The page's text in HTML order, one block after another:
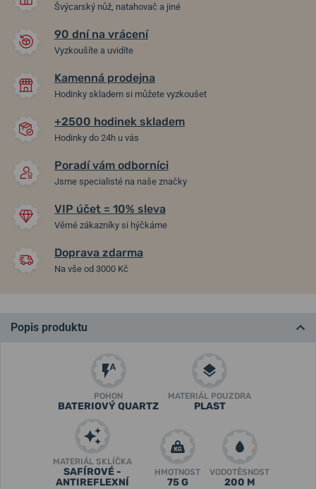
Traser P68 Pathfinder
Automatic Green Nato
Skladem
27 400 Kč
Traser P67 Officer Pro
Gunmetal Blue Nato
Švýcarský nůž, natahovač a jiné
90 dní na vrácení
Vyzkoušíte a uvidíte
Kamenná prodejna
Hodinky skladem si můžete vyzkoušet
+2500 hodinek skladem
Hodinky do 24h u vás
Poradí vám odborníci
Jsme specialisté na naše značky
VIP účet = 10% sleva
Věrné zákazníky si hýčkáme
Doprava zdarma
Na vše od 3000 Kč
Popis produktu
POHON
BATERIOVÝ QUARTZ
MATERIÁL POUZDRA
PLAST
MATERIÁL SKLÍČKA
SAFÍROVÉ -
ANTIREFLEXNÍ
HMOTNOST
75 G
VODOTĚSNOST
200 M